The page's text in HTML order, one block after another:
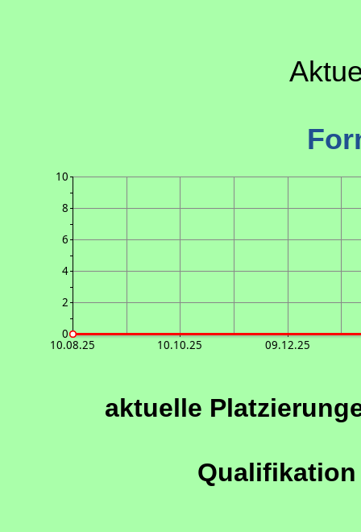
10
8
6
4
2
0
10.08.25 10.10.25 09.12.25
aktuelle
Qualifikation